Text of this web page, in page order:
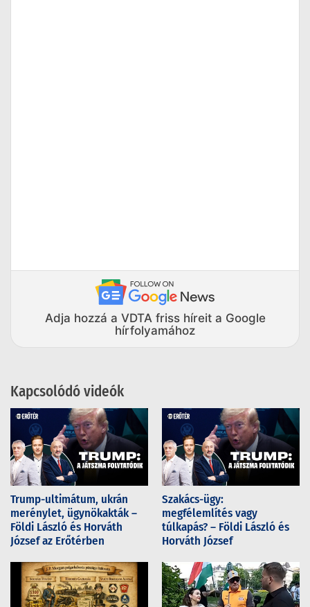
Adja hozzá a VDTA friss híreit a Google
hírfolyamához
Kapcsolódó videók
Trump-ultimátum, ukrán
merénylet, ügynökakták –
Földi László és Horváth
József az Erőtérben
Szakács-ügy:
megfélemlítés vagy
túlkapás? – Földi László és
Horváth József